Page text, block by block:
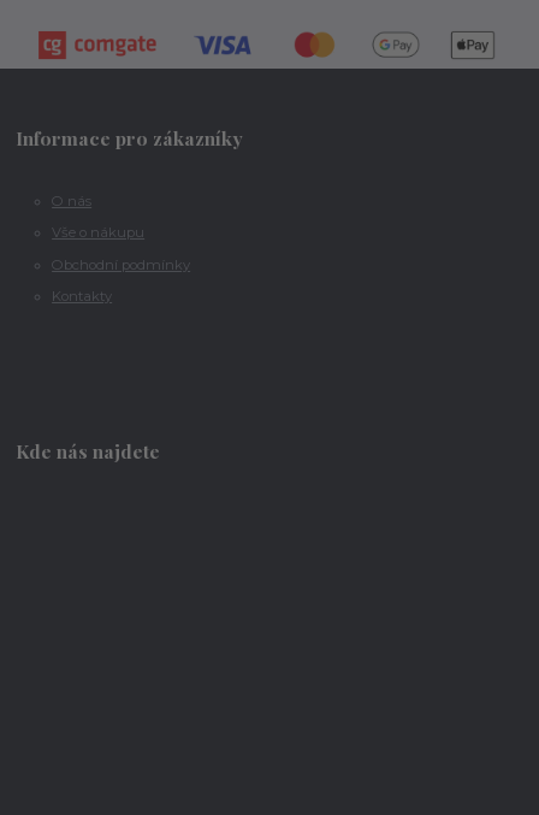
Informace pro zákazníky
O nás
Vše o nákupu
Obchodní podmínky
Kontakty
Kde nás najdete